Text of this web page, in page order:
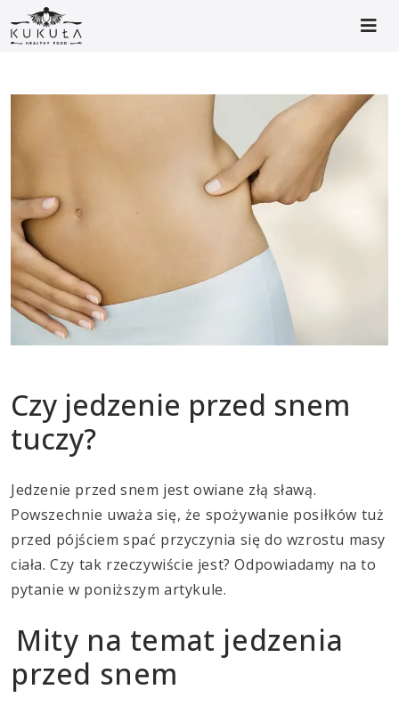
Czy jedzenie przed snem
tuczy?
Jedzenie przed snem jest owiane złą sławą.
Powszechnie uważa się, że spożywanie posiłków tuż
przed pójściem spać przyczynia się do wzrostu masy
ciała. Czy tak rzeczywiście jest? Odpowiadamy na to
pytanie w poniższym artykule.
Mity na temat jedzenia
przed snem